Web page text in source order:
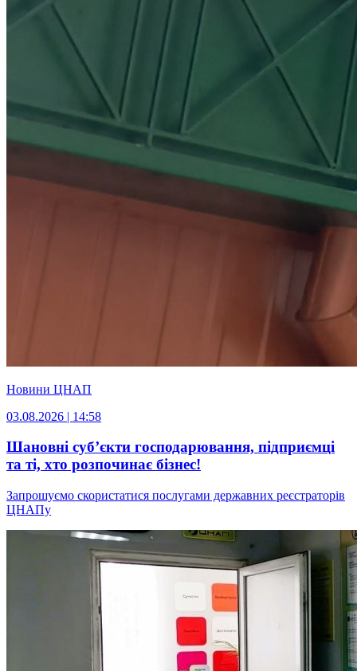
Новини ЦНАП
03.08.2026 | 14:58
Шановні суб’єкти господарювання, підприємці
та ті, хто розпочинає бізнес!
Запрошуємо скористатися послугами державних реєстраторів
ЦНАПу